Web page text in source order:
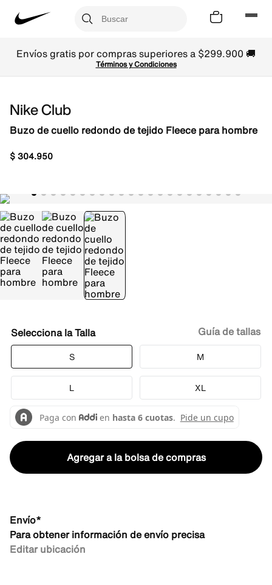
Envíos gratis por compras superiores a $299.900 🚚
Términos y Condiciones
Nike Club
Buzo de cuello redondo de tejido Fleece para hombre
$304.950
Talla
S M
L XL
Guía de tallas
Agregar a la bolsa de compras
Envío*
Para obtener información de envío precisa
Editar ubicación